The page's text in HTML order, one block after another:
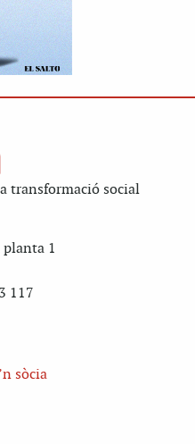
transformació social
planta 1
117
sòcia